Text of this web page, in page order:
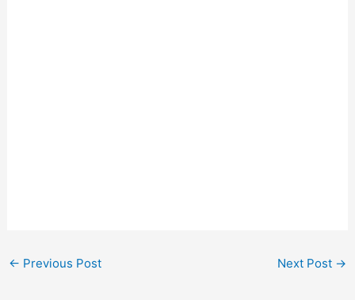
← Previous Post Next Post →